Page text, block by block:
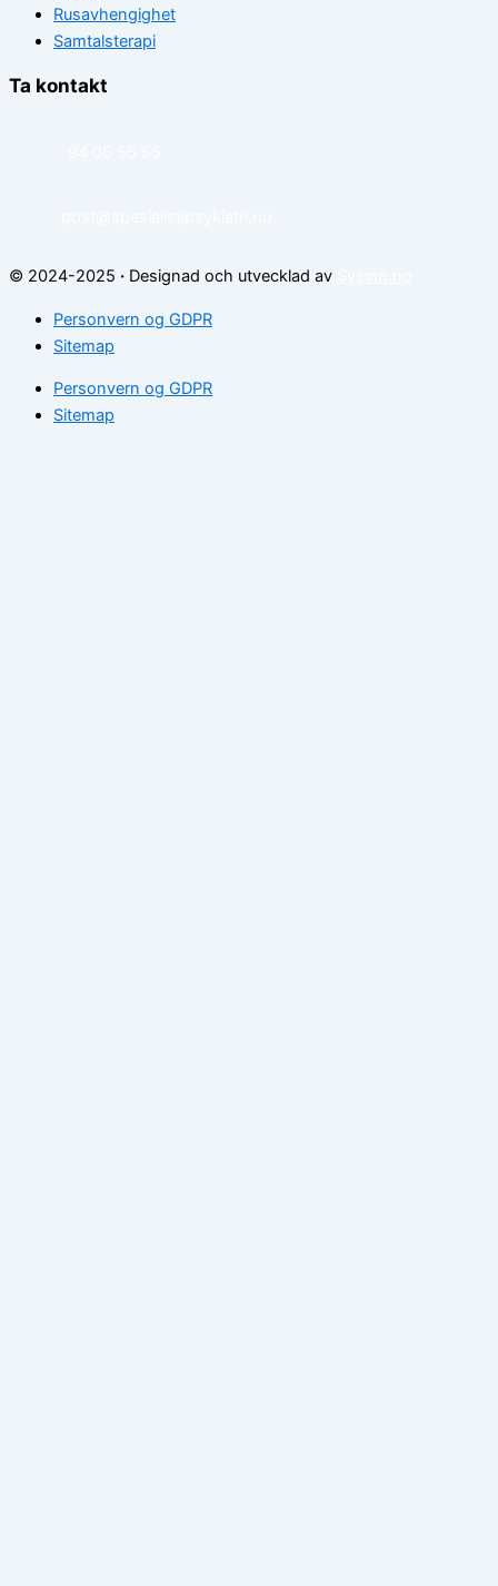
Rusavhengighet
Samtalsterapi
Ta kontakt
© 2024-2025 · Designad och utvecklad av
Personvern og GDPR
Sitemap
Personvern og GDPR
Sitemap